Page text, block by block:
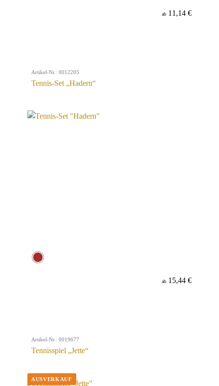
ab 11,14 €
Artikel-Nr.: 0012205
Tennis-Set „Hadern“
ab 15,44 €
Artikel-Nr.: 0019677
Tennisspiel „Jette“